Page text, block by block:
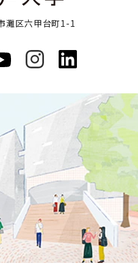
灘区六甲台町1-1